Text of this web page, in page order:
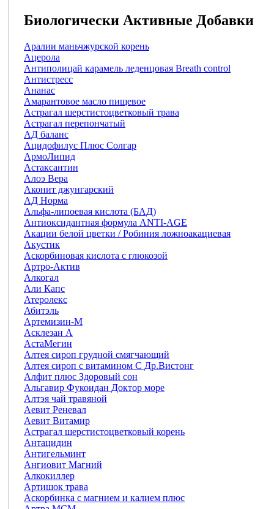
Биологически Активные Добавки
Аралии маньчжурской корень
Ацерола
Антиполицай карамель леденцовая Breath control
Антистресс
Ананас
Амарантовое масло пищевое
Астрагал шерстистоцветковый трава
Астрагал перепончатый
АД баланс
Ацидофилус Плюс Солгар
АрмоЛипид
Астаксантин
Алоэ Вера
Аконит джунгарский
АД Норма
Альфа-липоевая кислота (БАД)
Антиоксидантная формула ANTI-AGE
Акации белой цветки / Робиния ложноакациевая
Акустик
Аскорбиновая кислота с глюкозой
Артро-Актив
Алкогал
Али Капс
Атеролекс
Абитэль
Артемизин-М
Асклезан А
АстаМегин
Алтея сироп грудной смягчающий
Алтея сироп с витамином С Др.Вистонг
Алфит плюс Здоровый сон
Альгавир Фукоидан Доктор море
Алтэя чай травяной
Аевит Реневал
Аевит Витамир
Астрагал шерстистоцветковый корень
Антацидин
Антигельминт
Ангиовит Магний
Алкокиллер
Артишок трава
Аскорбинка с магнием и калием плюс